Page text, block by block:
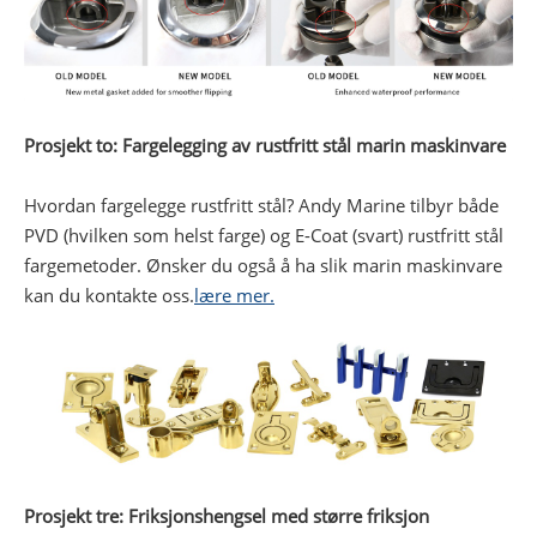
Prosjekt to: Fargelegging av rustfritt stål marin maskinvare
Hvordan fargelegge rustfritt stål? Andy Marine tilbyr både
PVD (hvilken som helst farge) og E-Coat (svart) rustfritt stål
fargemetoder. Ønsker du også å ha slik marin maskinvare
kan du kontakte oss.lære mer.
Prosjekt tre: Friksjonshengsel med større friksjon